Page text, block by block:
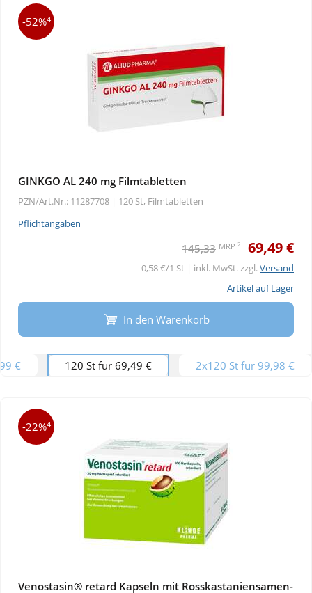
-52%4
GINKGO AL 240 mg Filmtabletten
PZN/Art.Nr.: 11287708 | 120 St, Filmtabletten
Pflichtangaben
145,33 MRP 2 69,49 €
0,58 €/1 St | inkl. MwSt. zzgl.Versand
Artikel auf Lager
In den Warenkorb
€ 120 St für 69,49 € 2x120 St für 99,98 €
-22%4
Venostasin® retard Kapseln mit Rosskastaniensamen-